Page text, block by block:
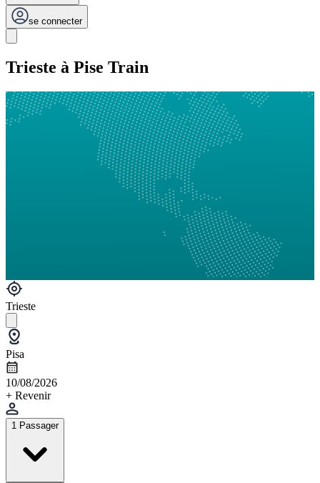
se connecter
Trieste à Pise Train
Trieste
Pisa
10/08/2026
+ Revenir
1 Passager